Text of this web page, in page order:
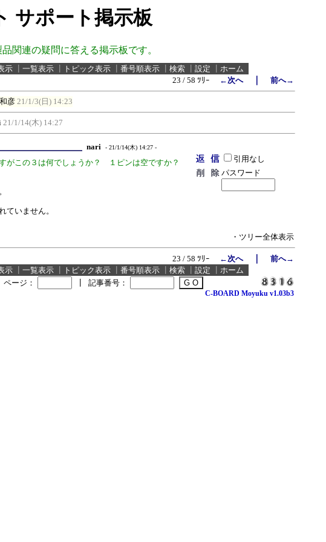
サポート掲示板
関連の疑問に答える掲示板です。
示 一覧表示 トピック表示 番号順表示 検索 設定
ホーム
23 / 58 ﾂﾘｰ
←次へ｜ 前へ→
彦 21/1/3(日) 14:23
21/1/14(木) 14:27
nari - 21/1/14(木) 14:27 -
がこの３は何でしょうか？ １ピンは空ですか？
ていません。
引用なし
パスワード
・ツリー全体表示
23 / 58 ﾂﾘｰ ←次へ｜ 前へ→
示 一覧表示 トピック表示 番号順表示 検索 設定
ホーム
ページ：
記事番号：
C-BOARD Moyuku v1.03b3